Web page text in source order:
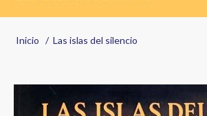
Sobrescribir
de
ayuda
Inicio Las islas del silencio